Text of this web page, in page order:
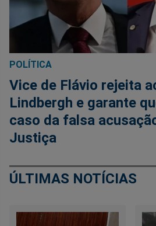
POLÍTICA
Vice de Flávio rejeita
Lindbergh e garante
caso da falsa
Justiça
ÚLTIMAS NOTÍCIAS